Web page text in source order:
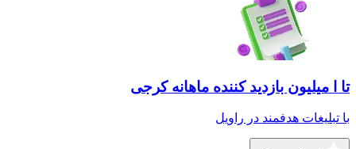
تا ا میلیون بازدید کننده ماهانه کرجی
با تبلیغات هدفمند در راویل